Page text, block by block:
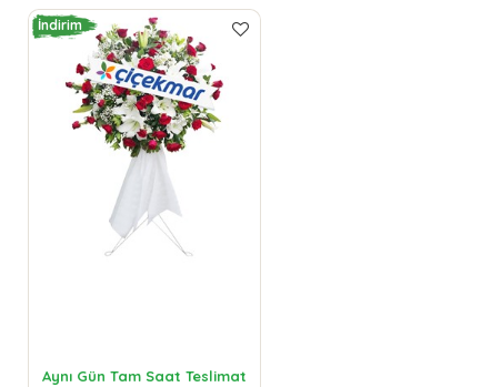
İndirim
Aynı Gün Tam Saat Teslimat